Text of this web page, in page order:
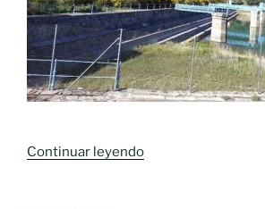
Continuar leyendo«Castilla-